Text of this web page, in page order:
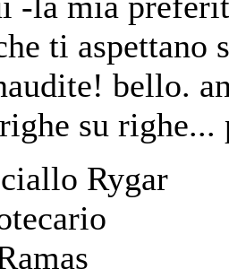
ti aspettano
bello.
su
Rygar